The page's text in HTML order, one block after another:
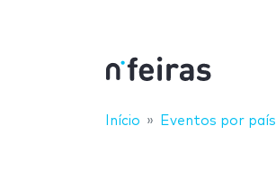
Início Eventos por país